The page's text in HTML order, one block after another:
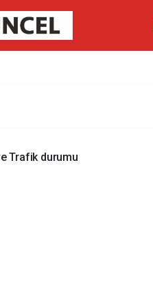
Trafik durumu